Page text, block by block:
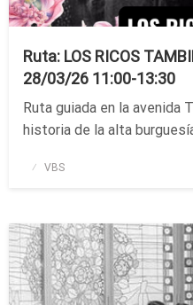
Ruta: LOS RICOS
28/03/26 11:00-13:30
Ruta guiada en la avenida
historia de la alta
Publicado
VBS